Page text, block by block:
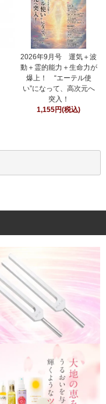
2026年9月号 運気＋波
動＋霊的能力＋生命力が
爆上！ “エーテル使
い”になって、高次元へ
突入！
1,155円(税込)